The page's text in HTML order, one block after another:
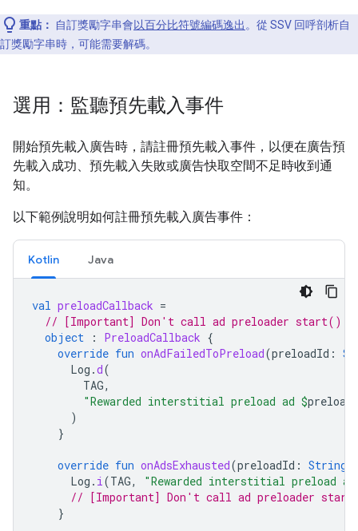
重點： 自訂獎勵字串會以百分比符號編碼逸出 。從 SSV 回呼剖析自
訂獎勵字串時，可能需要解碼。
選用：監聽預先載入事件
開始預先載入廣告時，請註冊預先載入事件，以便在廣告預
先載入成功、預先載入失敗或廣告快取空間不足時收到通
知。
以下範例說明如何註冊預先載入廣告事件：
Kotlin Java
val preloadCallback =
// [Important] Don't call ad preloader start()
object
: PreloadCallback {
override fun onAdFailedToPreload(preloadId :
Log .d(
TAG,
"Rewarded interstitial preload ad $
)
}
override fun onAdsExhausted(preloadId : String
Log . i(TAG,
"Rewarded interstitial preload
// [Important] Don't call ad preloader
}